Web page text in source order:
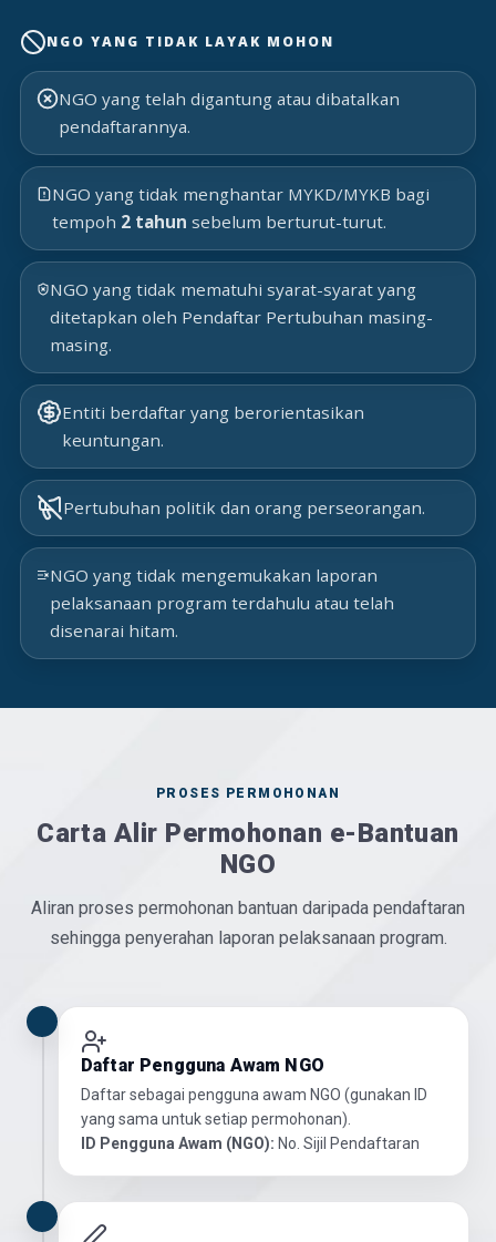
NGO YANG TIDAK LAYAK MOHON
NGO yang telah digantung atau dibatalkan
pendaftarannya.
NGO yang tidak menghantar MYKD/MYKB bagi
tempoh 2 tahun sebelum berturut-turut.
NGO yang tidak mematuhi syarat-syarat yang
ditetapkan oleh Pendaftar Pertubuhan masing-
masing.
Entiti berdaftar yang berorientasikan
keuntungan.
Pertubuhan politik dan orang perseorangan.
NGO yang tidak mengemukakan laporan
pelaksanaan program terdahulu atau telah
disenarai hitam.
PROSES PERMOHONAN
Carta Alir Permohonan e-Bantuan
NGO
Aliran proses permohonan bantuan daripada pendaftaran
sehingga penyerahan laporan pelaksanaan program.
Daftar Pengguna Awam NGO
Daftar sebagai pengguna awam NGO (gunakan ID
yang sama untuk setiap permohonan).
ID Pengguna Awam (NGO): No. Sijil Pendaftaran